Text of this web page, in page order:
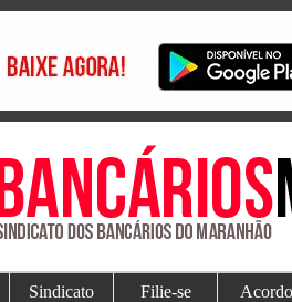
Sindicato Filie-se